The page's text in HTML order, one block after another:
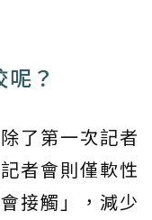
？
了第一次記者
者會則僅軟性
接觸」，減少